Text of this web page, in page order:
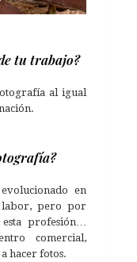
tu trabajo?
al igual
en
labor, pero por
profesión…
comercial,
hacer fotos.